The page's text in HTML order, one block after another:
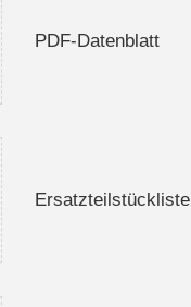
PDF-Datenblatt
Ersatzteilstückliste